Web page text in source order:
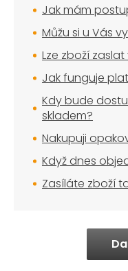
Jak mám
Můžu si u Vás
Lze zboží
Jak funguje
Kdy bude
skladem?
Nakupuji
Když dnes
Zasíláte zboží